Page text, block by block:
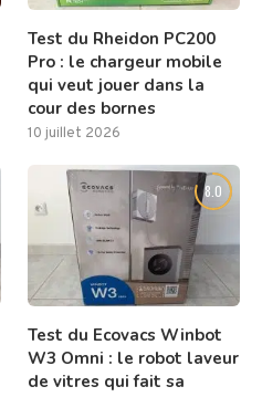
Test du Rheidon PC200
Pro : le chargeur mobile
qui veut jouer dans la
cour des bornes
10 juillet 2026
8.0
Test du Ecovacs Winbot
W3 Omni : le robot laveur
de vitres qui fait sa